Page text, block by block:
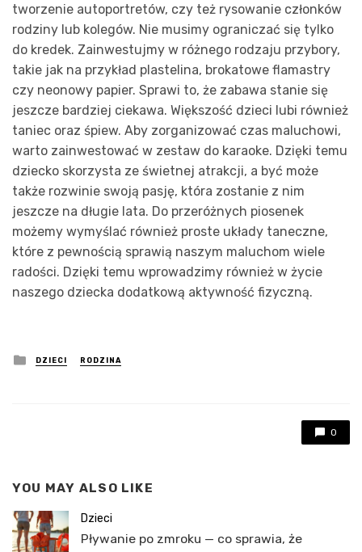
tworzenie autoportretów, czy też rysowanie członków
rodziny lub kolegów. Nie musimy ograniczać się tylko
do kredek. Zainwestujmy w różnego rodzaju przybory,
takie jak na przykład plastelina, brokatowe flamastry
czy neonowy papier. Sprawi to, że zabawa stanie się
jeszcze bardziej ciekawa. Większość dzieci lubi również
taniec oraz śpiew. Aby zorganizować czas maluchowi,
warto zainwestować w zestaw do karaoke. Dzięki temu
dziecko skorzysta ze świetnej atrakcji, a być może
także rozwinie swoją pasję, która zostanie z nim
jeszcze na długie lata. Do przeróżnych piosenek
możemy wymyślać również proste układy taneczne,
które z pewnością sprawią naszym maluchom wiele
radości. Dzięki temu wprowadzimy również w życie
naszego dziecka dodatkową aktywność fizyczną.
Posted
in
DZIECI RODZINA
0
YOU MAY ALSO LIKE
Dzieci
Pływanie po zmroku — co sprawia, że